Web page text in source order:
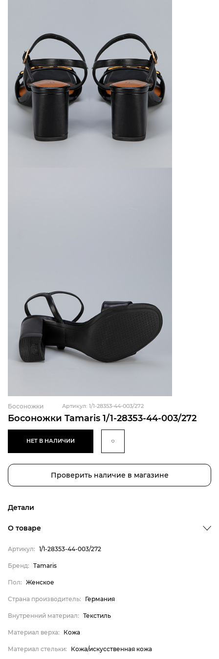
Босоножки Tamaris 1/1-28353-44-003/272
Босоножки Артикул: 1/1-28353-44-003/272
НЕТ В НАЛИЧИИ
Проверить наличие в магазине
Детали
Страна производитель
Внутренний материал
Материал верха
Материал стельки
Текстиль
О товаре
Артикул: 1/1-28353-44-003/272
Бренд: Tamaris
Пол: Женское
Страна производитель: Германия
Внутренний материал: Текстиль
Материал верха: Кожа
Материал стельки: Кожа/искусственная кожа